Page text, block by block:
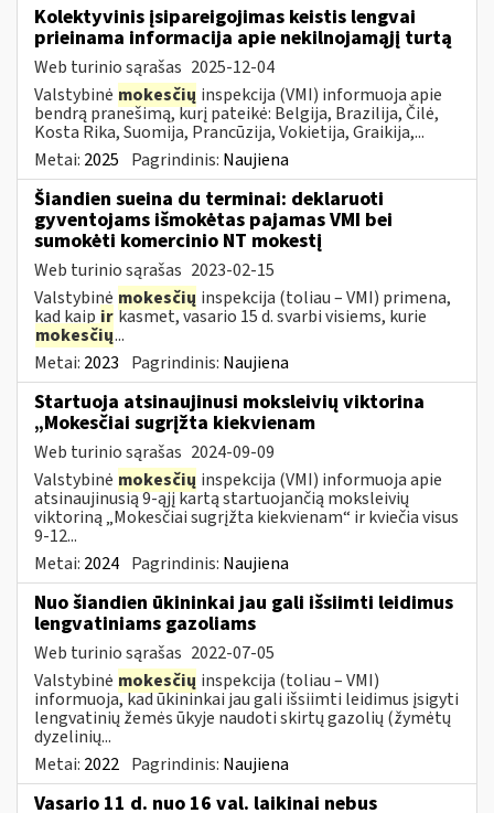
Kolektyvinis įsipareigojimas keistis lengvai
prieinama informacija apie nekilnojamąjį turtą
Web turinio sąrašas 2025-12-04
Valstybinė mokesčių inspekcija (VMI) informuoja apie
bendrą pranešimą, kurį pateikė: Belgija, Brazilija, Čilė,
Kosta Rika, Suomija, Prancūzija, Vokietija, Graikija,...
Metai: 2025 Pagrindinis: Naujiena
Šiandien sueina du terminai: deklaruoti
gyventojams išmokėtas pajamas VMI bei
sumokėti komercinio NT mokestį
Web turinio sąrašas 2023-02-15
Valstybinė mokesčių inspekcija (toliau – VMI) primena,
kad kaip irkasmet, vasario 15 d. svarbi visiems, kurie
mokesčių...
Metai: 2023 Pagrindinis: Naujiena
Startuoja atsinaujinusi moksleivių viktorina
„Mokesčiai sugrįžta kiekvienam
Web turinio sąrašas 2024-09-09
Valstybinė mokesčių inspekcija (VMI) informuoja apie
atsinaujinusią 9-ąjį kartą startuojančią moksleivių
viktoriną „Mokesčiai sugrįžta kiekvienam“ ir kviečia visus
9-12...
Metai: 2024 Pagrindinis: Naujiena
Nuo šiandien ūkininkai jau gali išsiimti leidimus
lengvatiniams gazoliams
Web turinio sąrašas 2022-07-05
Valstybinė mokesčių inspekcija (toliau – VMI)
informuoja, kad ūkininkai jau gali išsiimti leidimus įsigyti
lengvatinių žemės ūkyje naudoti skirtų gazolių (žymėtų
dyzelinių...
Metai: 2022 Pagrindinis: Naujiena
Vasario 11 d. nuo 16 val. laikinai nebus